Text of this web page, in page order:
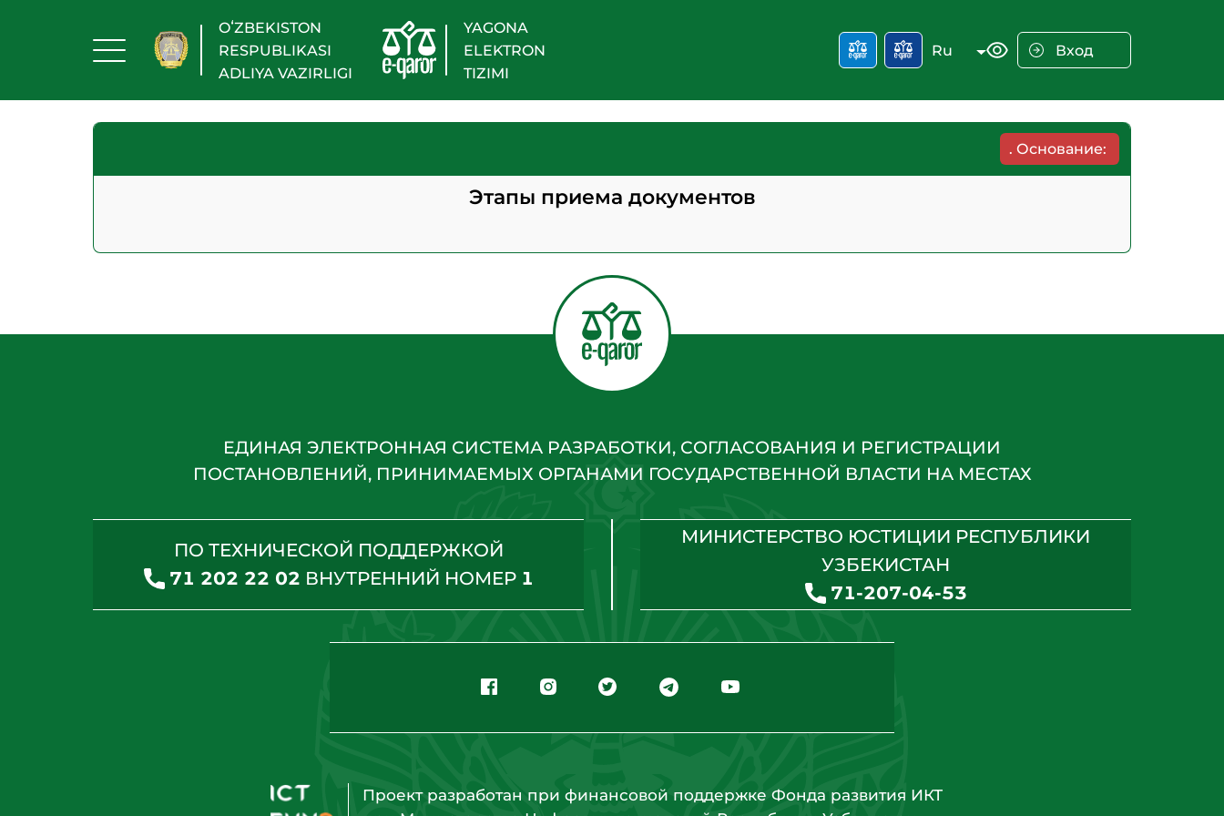
OʻZBEKISTON
RESPUBLIKASI
ADLIYA VAZIRLIGI
YAGONA
ELEKTRON
TIZIMI
Ru Вход
. Основание:
Этапы приема документов
ЕДИНАЯ ЭЛЕКТРОННАЯ СИСТЕМА РАЗРАБОТКИ, СОГЛАСОВАНИЯ И РЕГИСТРАЦИИ
ПОСТАНОВЛЕНИЙ, ПРИНИМАЕМЫХ ОРГАНАМИ ГОСУДАРСТВЕННОЙ ВЛАСТИ НА МЕСТАХ
ПО ТЕХНИЧЕСКОЙ ПОДДЕРЖКОЙ
71 202 22 02 ВНУТРЕННИЙ НОМЕР 1
МИНИСТЕРСТВО ЮСТИЦИИ РЕСПУБЛИКИ
УЗБЕКИСТАН
71-207-04-53
Проект разработан при финансовой поддержке Фонда развития ИКТ